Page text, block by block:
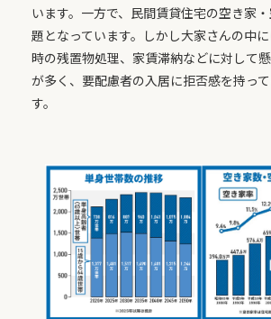
います。一方で、民間賃貸住宅の空き家
題となっています。しかし大家さんの中
時の残置物処理、家賃滞納などに対して
が多く、要配慮者の入居に拒否感を持っ
す。